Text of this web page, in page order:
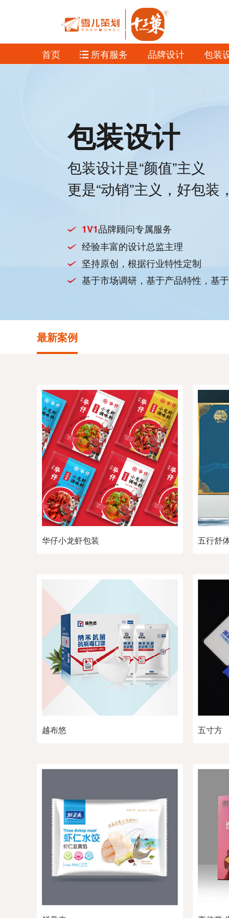
首页 所有服务 品牌设计 包装
包装设计
包装设计是“颜值”主义
更是“动销”主义，好包装
1V1品牌顾问专属服务
经验丰富的设计总监主理
坚持原创，根据行业特性定制
基于市场调研，基于产品特性，基
最新案例
华仔小龙虾包装 五行舒
越布悠 五寸方